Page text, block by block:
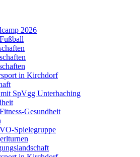
2026
in Kirchdorf
SpVgg Unterhaching
Gesundheit
Spielegruppe